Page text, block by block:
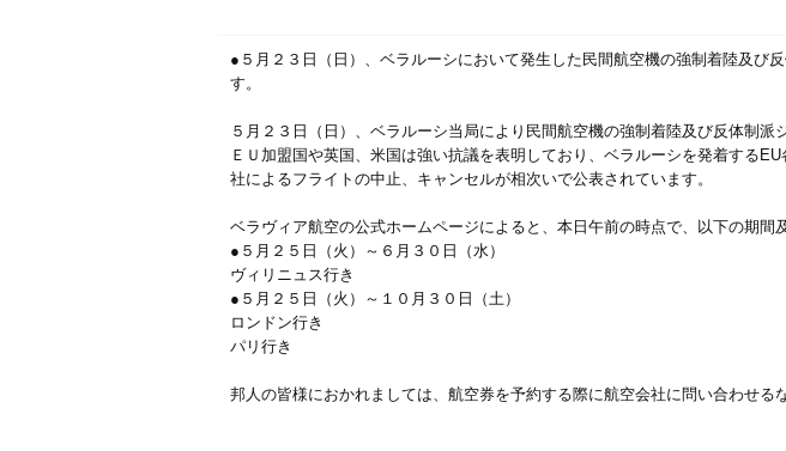
●５月２３日（日）、ベラルーシにおいて発生した民間航空機の強制着陸及び
す。
５月２３日（日）、ベラルーシ当局により民間航空機の強制着陸及び反体制派
ＥＵ加盟国や英国、米国は強い抗議を表明しており、ベラルーシを発着する
社によるフライトの中止、キャンセルが相次いで公表されています。
ベラヴィア航空の公式ホームページによると、本日午前の時点で、以下の期間
●５月２５日（火）～６月３０日（水）
ヴィリニュス行き
●５月２５日（火）～１０月３０日（土）
ロンドン行き
パリ行き
邦人の皆様におかれましては、航空券を予約する際に航空会社に問い合わせる